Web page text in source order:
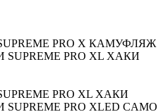
PRO X КАМУФЛЯЖ
PRO XL ХАКИ